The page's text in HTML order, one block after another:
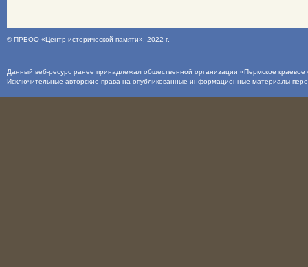
©ПРБОО «Центр исторической памяти» , 2022 г.
Данный веб-ресурс ранее принадлежал общественной организации «Пермское
Исключительные авторские права на опубликованные информационные материалы